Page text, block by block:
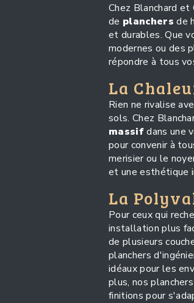
Chez Blanchard et
de planchers de
et durables. Que
modernes ou des
répondre à tous
La
Rien ne rivalise
sols. Chez
massifdans une
pour convenir à
merisier ou le
et une esthétique
La
Pour ceux qui
installation plus
de plusieurs
planchers
idéaux pour les
plus, nos
finitions pour